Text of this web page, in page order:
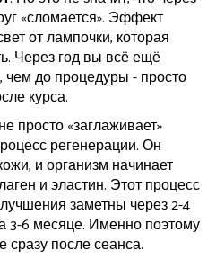
«сломается». Эффект
от лампочки, которая
Через год вы всё ещё
чем до процедуры - просто
курса.
просто «заглаживает»
регенерации. Он
и организм начинает
и эластин. Этот процесс
заметны через 2-4
3-6 месяце. Именно поэтому
сразу после сеанса.